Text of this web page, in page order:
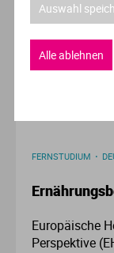
Europäische
Perspektive
Fernstudium
FERNSTUDIUM
Europäische
Perspektive
Auswahl
Alle ablehnen